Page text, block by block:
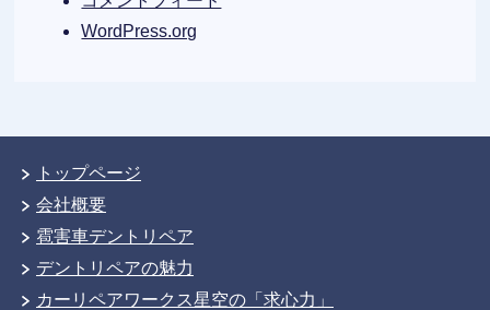
WordPress.org
トップページ
会社概要
雹害車デントリペア
デントリペアの魅力
カーリペアワークス星空の「求心力」